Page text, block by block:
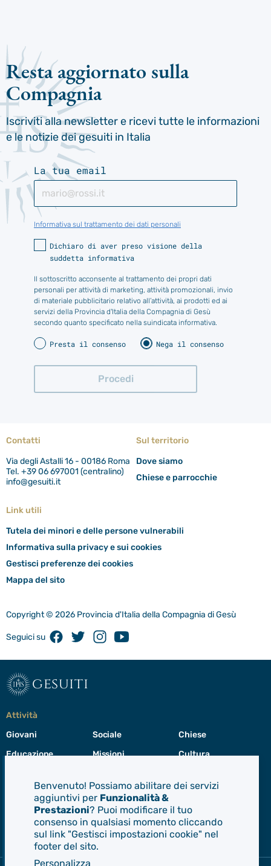
Resta aggiornato sulla
Compagnia
Iscriviti alla newsletter e ricevi tutte le informazioni
e le notizie dei gesuiti in Italia
La tua email
Informativa sul trattamento dei dati personali
Dichiaro di aver preso visione della
suddetta informativa
Il sottoscritto acconsente al trattamento dei propri dati
personali per attività di marketing, attività promozionali, invio
di materiale pubblicitario relativo all’attività, ai prodotti ed ai
servizi della Provincia d'Italia della Compagnia di Gesù
secondo quanto specificato nella suindicata informativa.
Presta il consenso Nega il consenso
Contatti
Via degli Astalli 16 - 00186 Roma
Tel. +39 06 697001 (centralino)
info@gesuiti.it
Sul territorio
Dove siamo
Chiese e parrocchie
Link utili
Tutela dei minori e delle persone vulnerabili
Informativa sulla privacy e sui cookies
Gestisci preferenze dei cookies
Mappa del sito
Copyright © 2026 Provincia d'Italia della Compagnia di Gesù
Seguici su FacebookTwitterInstagramYoutube
gesuiti
Attività
Giovani
Educazione
Sociale
Missioni
Chiese
Cultura
Leadership
Gesuiti
Menù
di
navigazione
Benvenuto! Possiamo abilitare dei servizi
aggiuntivi per Funzionalità &
Prestazioni? Puoi modificare il tuo
consenso in qualsiasi momento cliccando
sul link "Gestisci impostazioni cookie" nel
footer del sito.
Personalizza